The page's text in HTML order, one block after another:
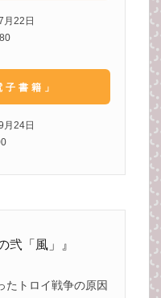
月22日
子書籍」
月24日
弐「風」』
たトロイ戦争の原因